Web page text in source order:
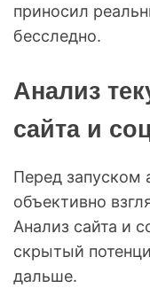
приносил
бесследно.
Анализ
сайта и
Перед запуском
объективно
Анализ сайта и
скрытый
дальше.